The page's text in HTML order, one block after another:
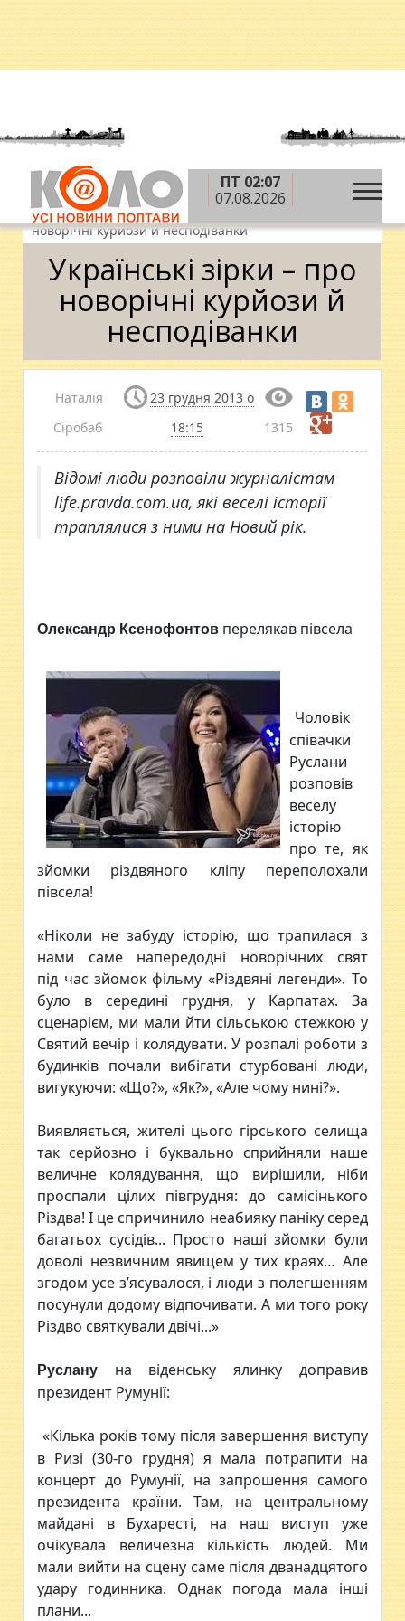
ПТ 02:07
07.08.2026
Головна » Теми » Коловорот »
Новини шоу-бізнесу
Українські зірки – про
новорічні курйози й несподіванки
Українські зірки – про
новорічні курйози й
несподіванки
Наталія
Сіробаб
23 грудня 2013 о
18:15
1315
Відомі люди розповіли журналістам
life.pravda.com.uа, які веселі історії
траплялися з ними на Новий рік.
Олександр Ксенофонтов перелякав півсела
Чоловік
співачки
Руслани
розповів
веселу
історію
про те, як
зйомки різдвяного кліпу переполохали
півсела!
«Ніколи не забуду історію, що трапилася з
нами саме напередодні новорічних свят
під час зйомок фільму «Різдвяні легенди». То
було в середині грудня, у Карпатах. За
сценарієм, ми мали йти сільською стежкою у
Святий вечір і колядувати. У розпалі роботи з
будинків почали вибігати стурбовані люди,
вигукуючи: «Що?», «Як?», «Але чому нині?».
Виявляється, жителі цього гірського селища
так серйозно і буквально сприйняли наше
величне колядування, що вирішили, ніби
проспали цілих півгрудня: до самісінького
Різдва! І це спричинило неабияку паніку серед
багатьох сусідів... Просто наші зйомки були
доволі незвичним явищем у тих краях… Але
згодом усе з’ясувалося, і люди з полегшенням
посунули додому відпочивати. А ми того року
Різдво святкували двічі...»
Руслану
на віденську ялинку доправив
президент Румунії:
«Кілька років тому після завершення виступу
в Ризі (30-го грудня) я мала потрапити на
концерт до Румунії, на запрошення самого
президента країни. Там, на центральному
майдані в Бухаресті, на наш виступ уже
очікувала величезна кількість людей. Ми
мали вийти на сцену саме після дванадцятого
удару годинника. Однак погода мала інші
плани...